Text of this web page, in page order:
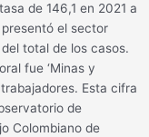
de 146,1 en 2021 a
el sector
del total de los casos.
fue ‘Minas y
Esta cifra
de
Colombiano de